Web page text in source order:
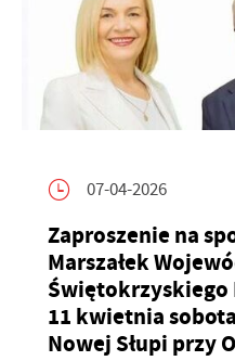
07-04-2026
Zaproszenie na
Marszałek
Świętokrzyskiego
11 kwietnia
Nowej Słupi przy